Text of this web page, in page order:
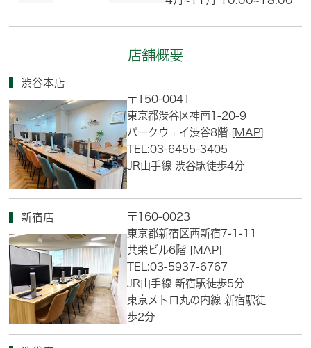
店舗概要
渋谷本店
〒150-0041
東京都渋谷区神南1-20-9
パークウェイ渋谷8階 [MAP]
TEL:03-6455-3405
JR山手線 渋谷駅徒歩4分
新宿店
〒160-0023
東京都新宿区西新宿7-1-11
共栄ビル6階 [MAP]
TEL:03-5937-6767
JR山手線 新宿駅徒歩5分
東京メトロ丸の内線 新宿駅徒
歩2分